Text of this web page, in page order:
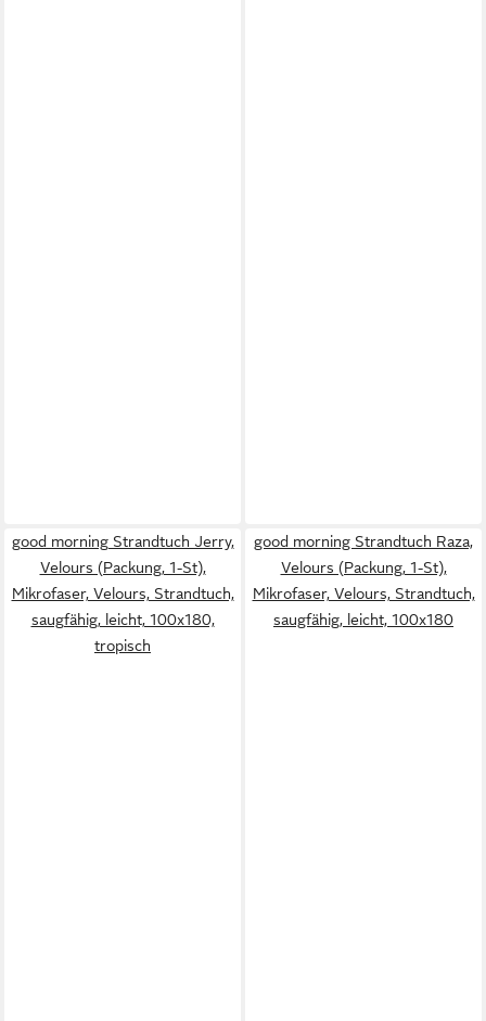
good morning Strandtuch Jerry,
Velours (Packung, 1-St),
Mikrofaser, Velours, Strandtuch,
saugfähig, leicht, 100x180,
tropisch
good morning Strandtuch Raza,
Velours (Packung, 1-St),
Mikrofaser, Velours, Strandtuch,
saugfähig, leicht, 100x180